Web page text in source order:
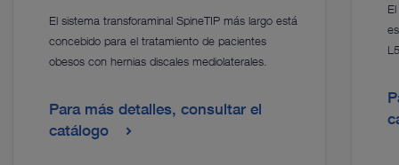
El sistema transforaminal SpineTIP más largo está
concebido para el tratamiento de pacientes
obesos con hernias discales mediolaterales.
Para más detalles, consultar el
catálogo